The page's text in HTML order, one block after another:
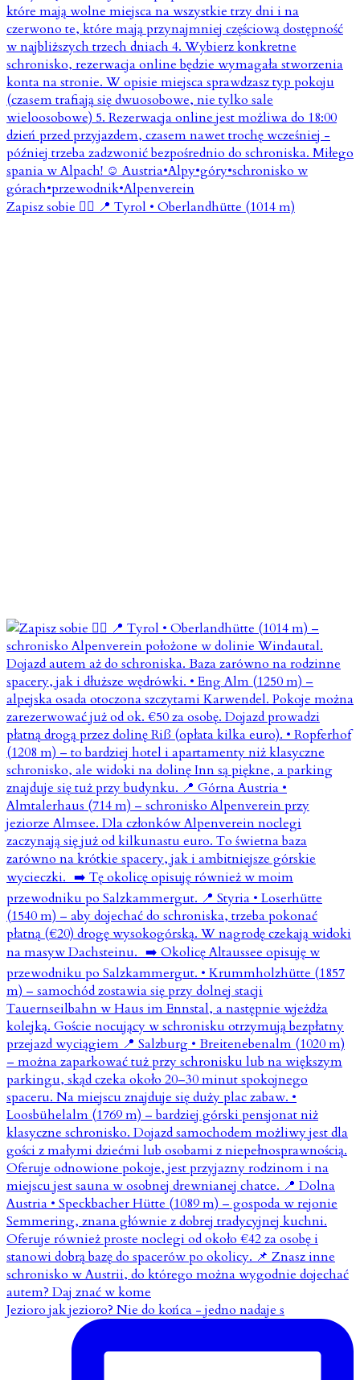
Zapisz sobie 👇🏼 📍 Tyrol • Oberlandhütte (1014 m)
Jezioro jak jezioro? Nie do końca - jedno nadaje s